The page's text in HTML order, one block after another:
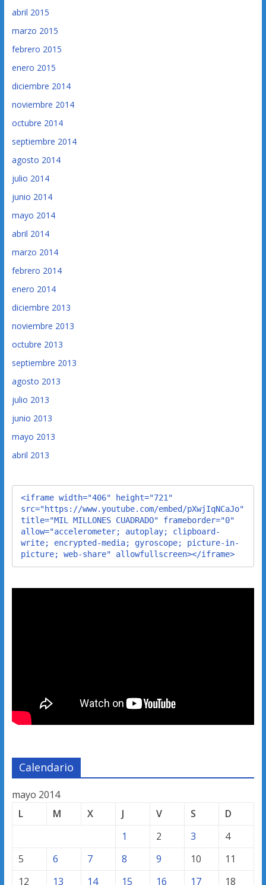
abril 2015
marzo 2015
febrero 2015
enero 2015
diciembre 2014
noviembre 2014
octubre 2014
septiembre 2014
agosto 2014
julio 2014
junio 2014
mayo 2014
abril 2014
marzo 2014
febrero 2014
enero 2014
diciembre 2013
noviembre 2013
octubre 2013
septiembre 2013
agosto 2013
julio 2013
junio 2013
mayo 2013
abril 2013
<iframe width="406" height="721"
src="https://www.youtube.com/embed/pXwjIqNCaJo"
title="MIL MILLONES CUADRADO" frameborder="0"
allow="accelerometer; autoplay; clipboard-
write; encrypted-media; gyroscope; picture-in-
picture; web-share" allowfullscreen></iframe>
Calendario
mayo 2014
L
M X J V S
D
1
2 3
4
5
6 7 8 9 10
11
12
13 14 15 16 17 18